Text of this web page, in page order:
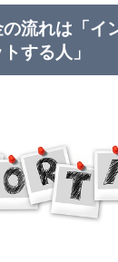
の流れは「イ
する人」